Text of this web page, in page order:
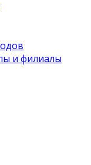
и филиалы